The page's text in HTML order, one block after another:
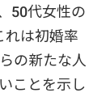
50代女性の
れは初婚率
の新たな人
ことを示し